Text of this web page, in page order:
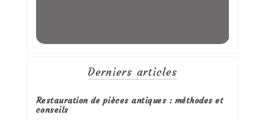
Derniers articles
Restauration de pièces antiques : méthodes et
conseils